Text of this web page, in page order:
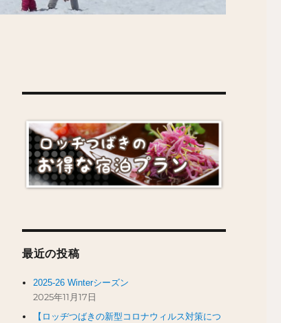
最近の投稿
2025-26 Winterシーズン
2025年11月17日
【ロッヂつばきの新型コロナウィルス対策につ